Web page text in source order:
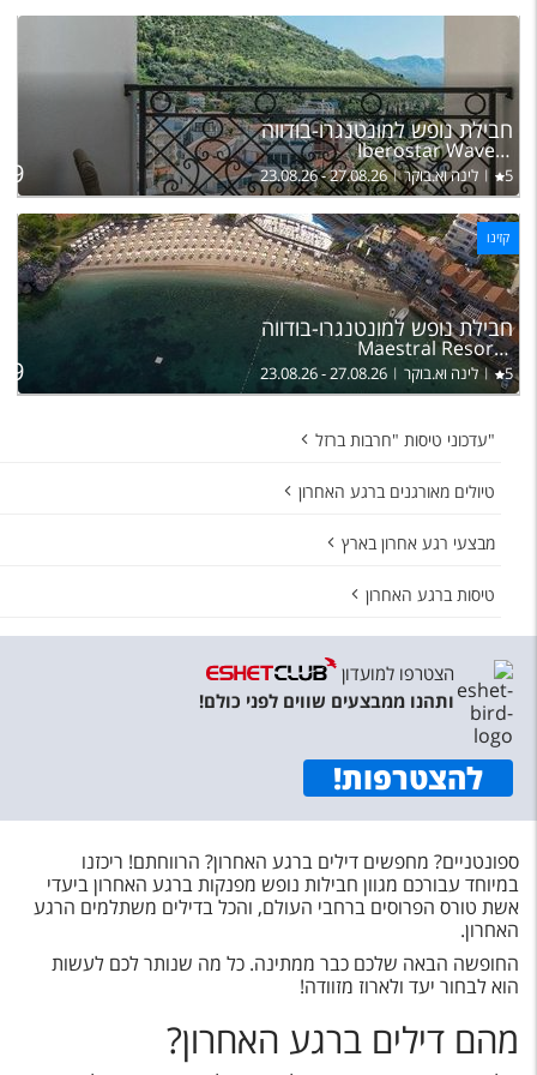
חבילת נופש למונטנגרו-בודווה
Iberostar Waves Slavija
5 לינה וא.בוקר 23.08.26 - 27.08.26
קזינו
חבילת נופש למונטנגרו-בודווה
Maestral Resort & Casino
5 לינה וא.בוקר 23.08.26 - 27.08.26
"עדכוני טיסות "חרבות ברזל
טיולים מאורגנים ברגע האחרון
מבצעי רגע אחרון בארץ
טיסות ברגע האחרון
הצטרפו למועדון
ותהנו ממבצעים שווים לפני כולם!
להצטרפות!
ספונטניים? מחפשים דילים ברגע האחרון? הרווחתם! ריכזנו
במיוחד עבורכם מגוון חבילות נופש מפנקות ברגע האחרון ביעדי
אשת טורס הפרוסים ברחבי העולם, והכל בדילים משתלמים הרגע
האחרון.
החופשה הבאה שלכם כבר ממתינה. כל מה שנותר לכם לעשות
הוא לבחור יעד ולארוז מזוודה!
מהם דילים ברגע האחרון?